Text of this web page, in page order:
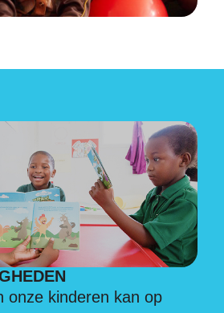
onze kinderen kan op